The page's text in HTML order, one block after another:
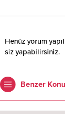
Henüz yorum
siz yapabilirsiniz.
Benzer